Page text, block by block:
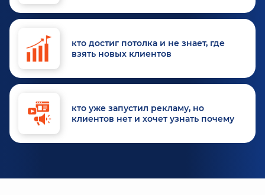
кто достиг потолка и не знает, где
взять новых клиентов
кто уже запустил рекламу, но
клиентов нет и хочет узнать почему